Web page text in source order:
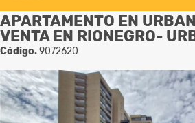
APARTAMENTO EN
VENTA EN RIONEGRO-
Código.9072620